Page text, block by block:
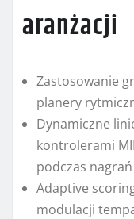
aranżacji
Zastosowanie
planery
Dynamiczne
kontrolerami
podczas
Adaptive
modulacji